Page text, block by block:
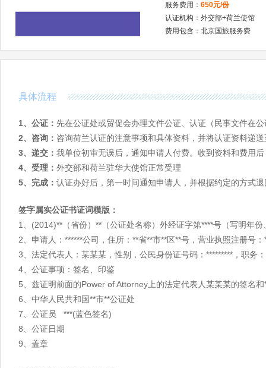
卢森堡
罗马尼亚
斯洛文尼亚 乌克兰
澳洲 澳大利亚 新西兰
亚洲 阿富汗 阿联酋
阿曼
哈萨克斯坦
韩国
蒙古
孟加拉国
缅甸
阿尔及利亚 埃及
埃塞俄比亚
佛得角
喀麦隆
肯尼亚
莱索托
马里
尼日利亚
服务费用： 650元/份
认证机构：外交部+荷兰使馆
费用包含：北京国旅服务费
具体流程
1、公证： 先在公证处或贸促会办理文件公证、认证（民事文件在
2、咨询： 咨询荷兰认证的注意事项和具体资料，并将认证资料递
3、递交： 我单位初审无误后，通知申请人付费。收到资料和费用
4、受理： 外交部和荷兰驻华大使馆正常受理
5、完成： 认证办好后，第一时间通知申请人，并根据约定的方式
签字属实公证书证词模版：
1、(2014)**（省份）**（公证处名称）外经证字第****号（写明年
2、申请人：******公司，住所：**省**市**区**号，营业执照注册号
3、法定代表人：某某某，性别，公民身份证号码：*********，职务
4、公证事项：签名、印鉴
5、兹证明前面的Power of Attorney上的法定代表人某某某的签名
6、中华人民共和国**市**公证处
7、公证员 ***(蓝色签名)
8、公证日期
9、盖章